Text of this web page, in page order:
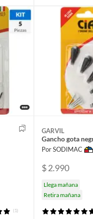
(1)
GARVIL
Gancho gota
Por SODIMAC
$ 2.990
Llega mañana
Retira mañana